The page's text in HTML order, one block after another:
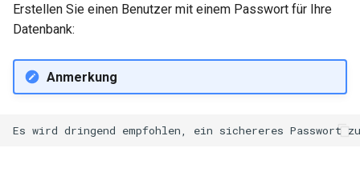
Erstellen Sie einen Benutzer mit einem Passwort für Ihre
Datenbank:
Anmerkung